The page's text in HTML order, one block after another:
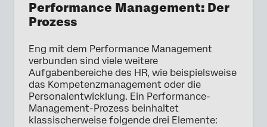
Performance Management: Der
Prozess
Eng mit dem Performance Management
verbunden sind viele weitere
Aufgabenbereiche des HR, wie beispielsweise
das Kompetenzmanagement oder die
Personalentwicklung. Ein Performance-
Management-Prozess beinhaltet
klassischerweise folgende drei Elemente: